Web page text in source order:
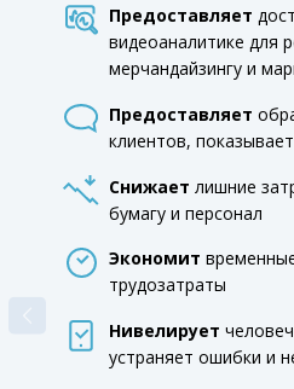
Предоставляет
видеоаналитике для
мерчандайзингу и
Предоставляет
клиентов,
Снижает лишние
бумагу и персонал
Экономит
трудозатраты
Нивелирует
устраняет ошибки и